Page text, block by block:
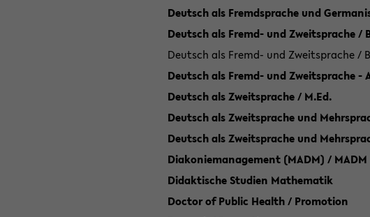
Deutsch als Fremdsprache und
Deutsch als Fremd- und Zweitsprache /
Deutsch als Fremd- und Zweitsprache /
Deutsch als Fremd- und Zweitsprache
Deutsch als Zweitsprache / M.Ed.
Deutsch als Zweitsprache und
Deutsch als Zweitsprache und
Diakoniemanagement (MADM) / MADM
Didaktische Studien Mathematik
Doctor of Public Health / Promotion